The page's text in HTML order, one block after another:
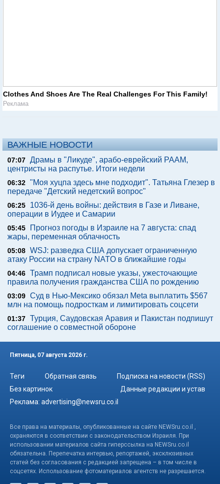
Clothes And Shoes Are The Real Challenges For This Family!
Реклама
ВАЖНЫЕ НОВОСТИ
07:07 Драмы в "Ликуде", арабо-еврейский РААМ,
центристы на распутье. Итоги недели
06:32 "Моя хуцпа здесь мне подходит". Татьяна Глезер в
передаче "Детский недетский вопрос"
06:25
1036-й день войны: действия в Газе и Ливане,
операции в Иудее и Самарии
05:45
Прогноз погоды в Израиле на 7 августа: спад
жары, переменная облачность
05:08 WSJ: разведка США допускает ограниченную
атаку России на страну NATO в ближайшие годы
04:46 Трамп подписал новые указы, ужесточающие
правила получения гражданства США по рождению
03:09 Суд в Нью-Мексико обязал Meta выплатить $567
млн на помощь подросткам и лимитировать соцсети
01:37 Турция, Саудовская Аравия и Пакистан подпишут
соглашение о совместной обороне
Пятница, 07 августа 2026 г.
Теги Обратная связь
Подписка на новости (RSS)
Без картинок
Данные редакции и устав
Реклама: advertising@newsru.co.il
Все права на материалы, опубликованные на сайте NEWSru.co.il ,
охраняются в соответствии с законодательством Израиля. При
использовании материалов сайта гиперссылка на NEWSru.co.il
обязательна. Перепечатка интервью, репортажей, эксклюзивных
статей без согласования с редакцией запрещена – в том числе в
соцсетях. Использование фотоматериалов агентств не разрешается.